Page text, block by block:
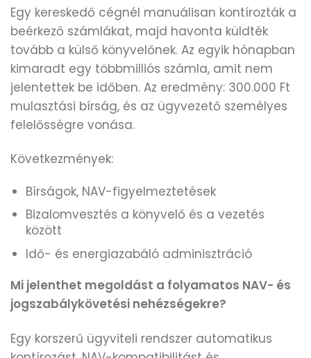
Egy kereskedő cégnél manuálisan kontírozták a
beérkező számlákat, majd havonta küldték
tovább a külső könyvelőnek. Az egyik hónapban
kimaradt egy többmilliós számla, amit nem
jelentettek be időben. Az eredmény: 300.000 Ft
mulasztási bírság, és az ügyvezető személyes
felelősségre vonása.
Következmények:
Bírságok, NAV-figyelmeztetések
Bizalomvesztés a könyvelő és a vezetés
között
Idő- és energiazabáló adminisztráció
Mi jelenthet megoldást a folyamatos NAV- és
jogszabálykövetési nehézségekre?
Egy korszerű ügyviteli rendszer automatikus